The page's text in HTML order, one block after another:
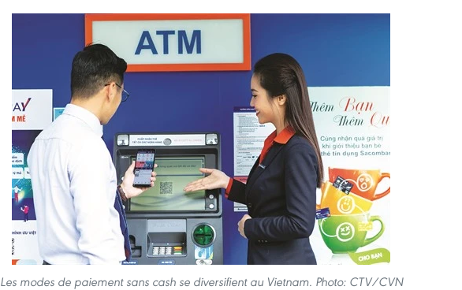
Les modes de paiement sans cash se diversifient au Vietnam. Photo: CTV/CVN